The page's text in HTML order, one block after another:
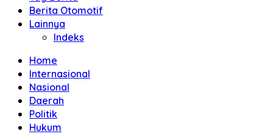
Berita Otomotif
Lainnya
Indeks
Home
Internasional
Nasional
Daerah
Politik
Hukum